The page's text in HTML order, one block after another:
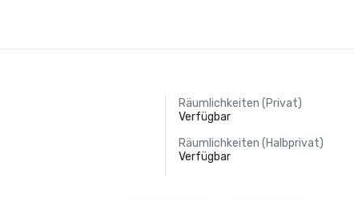
Räumlichkeiten (Privat)
Verfügbar
Räumlichkeiten (Halbprivat)
Verfügbar